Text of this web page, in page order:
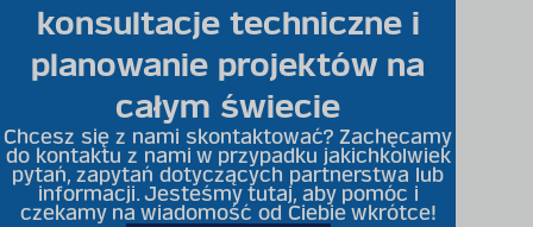
konsultacje techniczne i
planowanie projektów na
całym świecie
Chcesz się z nami skontaktować? Zachęcamy
do kontaktu z nami w przypadku jakichkolwiek
pytań, zapytań dotyczących partnerstwa lub
informacji. Jesteśmy tutaj, aby pomóc i
czekamy na wiadomość od Ciebie wkrótce!